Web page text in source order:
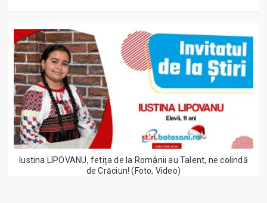
Iustina LIPOVANU, fetița de la Românii au Talent, ne colindă
de Crăciun! (Foto, Video)